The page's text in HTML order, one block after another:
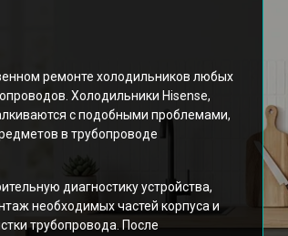
ремонте холодильников любых
Холодильники Hisense,
с подобными проблемами,
в трубопроводе
диагностику устройства,
необходимых частей корпуса и
трубопровода. После